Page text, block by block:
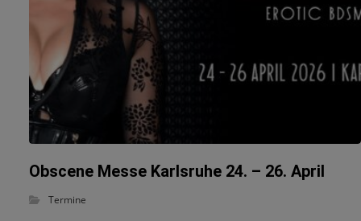
Obscene Messe Karlsruhe 24. – 26. April
Termine